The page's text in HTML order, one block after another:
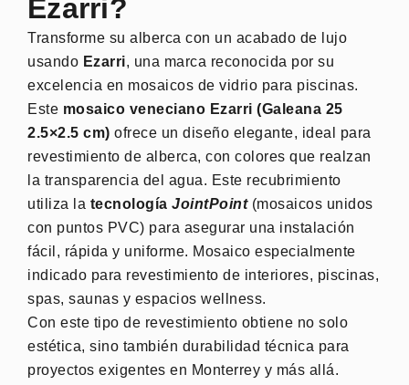
Ezarri?
Transforme su alberca con un acabado de lujo
usando Ezarri, una marca reconocida por su
excelencia en mosaicos de vidrio para piscinas.
Este mosaico veneciano Ezarri (Galeana 25
2.5×2.5 cm) ofrece un diseño elegante, ideal para
revestimiento de alberca, con colores que realzan
la transparencia del agua. Este recubrimiento
utiliza la tecnología JointPoint(mosaicos unidos
con puntos PVC) para asegurar una instalación
fácil, rápida y uniforme. Mosaico especialmente
indicado para revestimiento de interiores, piscinas,
spas, saunas y espacios wellness.
Con este tipo de revestimiento obtiene no solo
estética, sino también durabilidad técnica para
proyectos exigentes en Monterrey y más allá.